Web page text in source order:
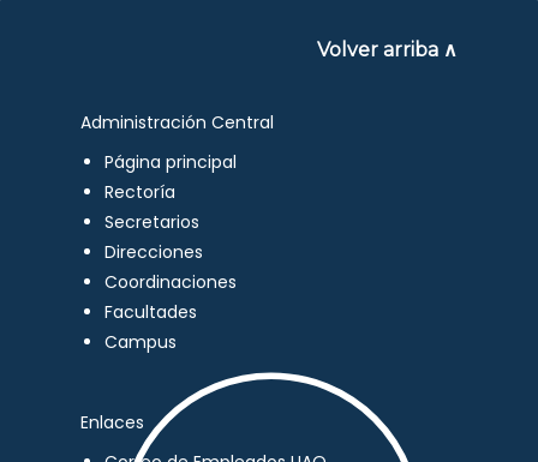
Volver arriba ∧
Administración Central
Página principal
Rectoría
Secretarios
Direcciones
Coordinaciones
Facultades
Campus
Enlaces